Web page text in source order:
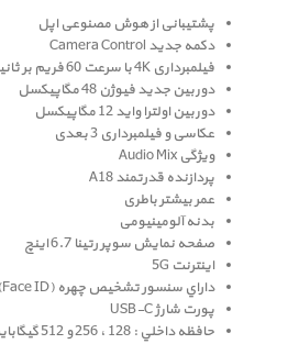
پشتیبانی از هوش مصنوعی اپل
دکمه جدید Camera Control
فیلمبرداری 4K با سرعت 60 فریم بر ثانیه
دوربین جدید فیوژن 48 مگاپیکسل
دوربین اولترا واید 12 مگاپیکسل
عکاسی و فیلمبرداری 3 بعدی
ویژگی Audio Mix
پردازنده قدرتمند A18
عمر بیشتر باطری
بدنه آلومینیومی
صفحه نمايش سوپر رتينا 6.7 اينچ
اینترنت 5G
داراي سنسور تشخيص چهره (Face ID)
پورت شارژ USB-C
حافظه داخلي : 128 ، 256 و 512 گيگابايت